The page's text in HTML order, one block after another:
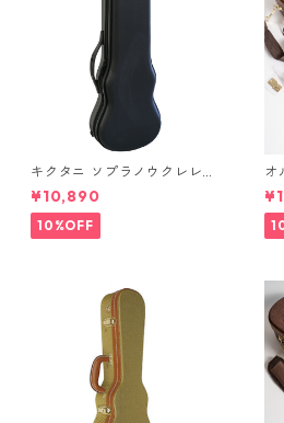
キクタニ ソプラノウクレレ用
ハードケース UPC-10N
¥10,890
10%OFF
オ
ウ